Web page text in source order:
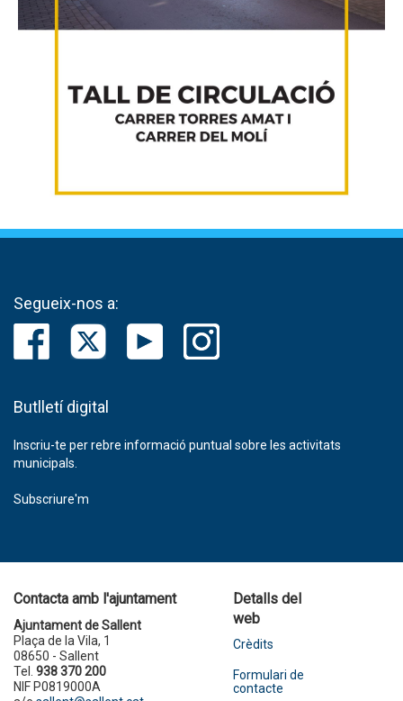
Segueix-nos a:
Butlletí digital
Inscriu-te per rebre informació puntual sobre les activitats
municipals.
Subscriure'm
Contacta amb l'ajuntament
Ajuntament de Sallent
Plaça de la Vila, 1
08650 - Sallent
Tel. 938 370 200
NIF P0819000A
Detalls del
web
Crèdits
Formulari de
contacte